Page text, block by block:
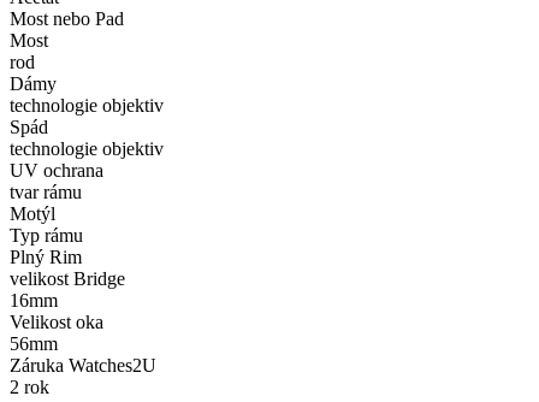
Most nebo Pad
Most
rod
Dámy
technologie objektiv
Spád
technologie objektiv
UV ochrana
tvar rámu
Motýl
Typ rámu
Plný Rim
velikost Bridge
16mm
Velikost oka
56mm
Záruka Watches2U
2 rok